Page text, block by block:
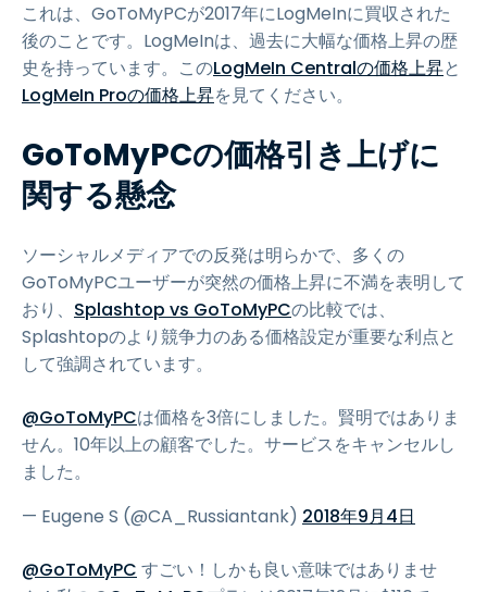
これは、GoToMyPCが2017年にLogMeInに買収された
後のことです。LogMeInは、過去に大幅な価格上昇の歴
史を持っています。このLogMeIn Centralの価格上昇と
LogMeIn Proの価格上昇を見てください。
GoToMyPCの価格引き上げに
関する懸念
ソーシャルメディアでの反発は明らかで、多くの
GoToMyPCユーザーが突然の価格上昇に不満を表明して
おり、 Splashtop vs GoToMyPCの比較では、
Splashtopのより競争力のある価格設定が重要な利点と
して強調されています。
@GoToMyPCは価格を3倍にしました。賢明ではありま
せん。10年以上の顧客でした。サービスをキャンセルし
ました。
— Eugene S (@CA_Russiantank) 2018年9月4日
@GoToMyPC すごい！しかも良い意味ではありませ